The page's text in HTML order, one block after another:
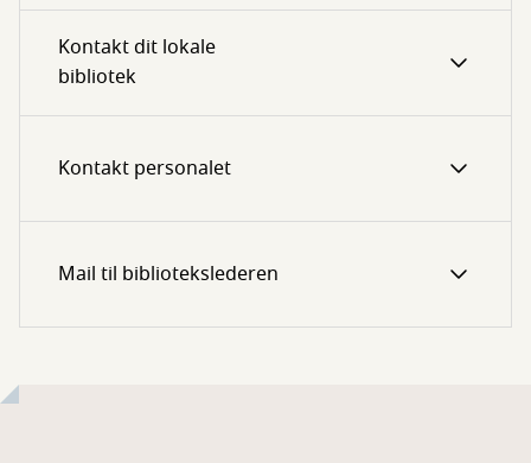
Kontakt dit lokale
bibliotek
Kontakt personalet
Mail til bibliotekslederen